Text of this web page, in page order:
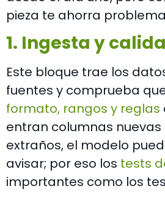
pieza te ahorra
1. Ingesta y
Este bloque trae los
fuentes y comprueba
formato, rangos y reglas
entran columnas nuevas
extraños, el modelo
avisar; por eso los tests
importantes como los